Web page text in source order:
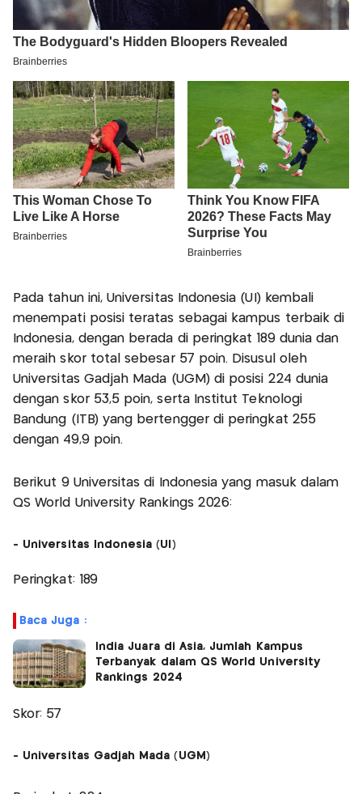
Pada tahun ini, Universitas Indonesia (UI) kembali
menempati posisi teratas sebagai kampus terbaik di
Indonesia, dengan berada di peringkat 189 dunia dan
meraih skor total sebesar 57 poin. Disusul oleh
Universitas Gadjah Mada (UGM) di posisi 224 dunia
dengan skor 53,5 poin, serta Institut Teknologi
Bandung (ITB) yang bertengger di peringkat 255
dengan 49,9 poin.
Berikut 9 Universitas di Indonesia yang masuk dalam
QS World University Rankings 2026:
- Universitas Indonesia (UI)
Peringkat: 189
Baca Juga :
India Juara di Asia, Jumlah Kampus
Terbanyak dalam QS World University
Rankings 2024
Skor: 57
- Universitas Gadjah Mada (UGM)